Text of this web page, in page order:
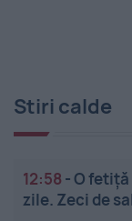
Stiri calde
12:58 -O fetiță
zile. Zeci de